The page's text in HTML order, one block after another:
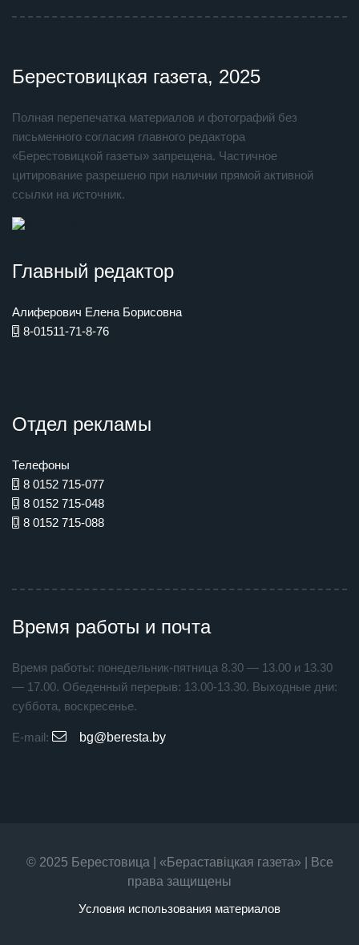
Берестовицкая газета, 2025
Полная перепечатка материалов и фотографий без
письменного согласия главного редактора
«Берестовицкой газеты» запрещена. Частичное
цитирование разрешено при наличии прямой активной
ссылки на источник.
Главный редактор
Алиферович Елена Борисовна
8-01511-71-8-76
Отдел рекламы
Телефоны
8 0152 715-077
8 0152 715-048
8 0152 715-088
Время работы и почта
Время работы: понедельник-пятница 8.30 — 13.00 и 13.30
— 17.00. Обеденный перерыв: 13.00-13.30. Выходные дни:
суббота, воскресенье.
E-mail: bg@beresta.by
© 2025 Берестовица | «Бераставiцкая газета» | Все
права защищены
Условия использования материалов